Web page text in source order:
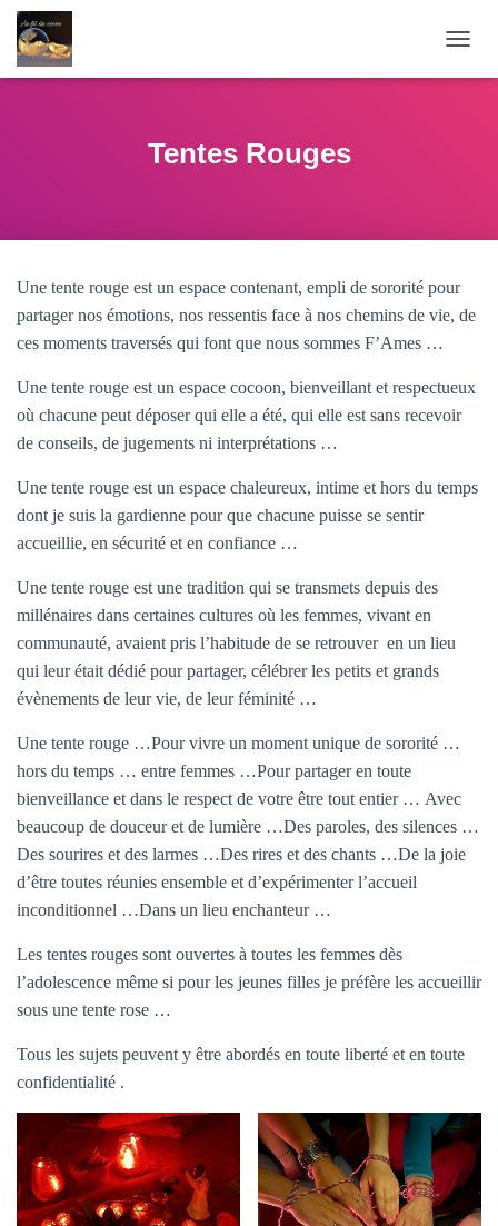
U
E
R
A
V
T
Tentes Rouges
Une tente rouge est un espace contenant, empli de sororité pour
partager nos émotions, nos ressentis face à nos chemins de vie, de
ces moments traversés qui font que nous sommes F’Ames …
Une tente rouge est un espace cocoon, bienveillant et respectueux
où chacune peut déposer qui elle a été, qui elle est sans recevoir
de conseils, de jugements ni interprétations …
Une tente rouge est un espace chaleureux, intime et hors du temps
dont je suis la gardienne pour que chacune puisse se sentir
accueillie, en sécurité et en confiance …
Une tente rouge est une tradition qui se transmets depuis des
millénaires dans certaines cultures où les femmes, vivant en
communauté, avaient pris l’habitude de se retrouver en un lieu
qui leur était dédié pour partager, célébrer les petits et grands
évènements de leur vie, de leur féminité …
Une tente rouge …Pour vivre un moment unique de sororité …
hors du temps … entre femmes …Pour partager en toute
bienveillance et dans le respect de votre être tout entier … Avec
beaucoup de douceur et de lumière …Des paroles, des silences …
Des sourires et des larmes …Des rires et des chants …De la joie
d’être toutes réunies ensemble et d’expérimenter l’accueil
inconditionnel …Dans un lieu enchanteur …
Les tentes rouges sont ouvertes à toutes les femmes dès
l’adolescence même si pour les jeunes filles je préfère les accueillir
sous une tente rose …
Tous les sujets peuvent y être abordés en toute liberté et en toute
confidentialité .